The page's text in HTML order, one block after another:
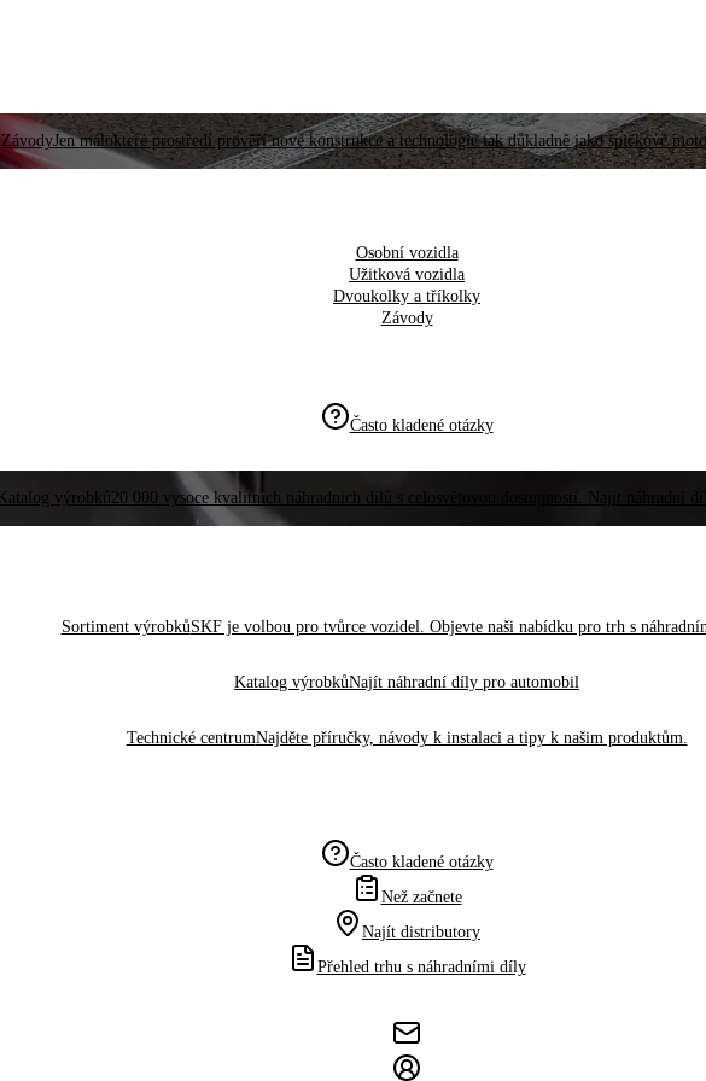
ZávodyJen málokteré prostředí prověří nové konstrukce a technologie tak důkladně jako špičkové
Osobní vozidla
Užitková vozidla
Dvoukolky a tříkolky
Závody
Často kladené otázky
Katalog výrobků20 000 vysoce kvalitních náhradních dílů s celosvětovou dostupností. Najít náhradní
Sortiment výrobkůSKF je volbou pro tvůrce vozidel. Objevte naši nabídku pro trh s
Katalog výrobkůNajít náhradní díly pro automobil
Technické centrumNajděte příručky, návody k instalaci a tipy k našim produktům.
Často kladené otázky
Než začnete
Najít distributory
Přehled trhu s náhradními díly